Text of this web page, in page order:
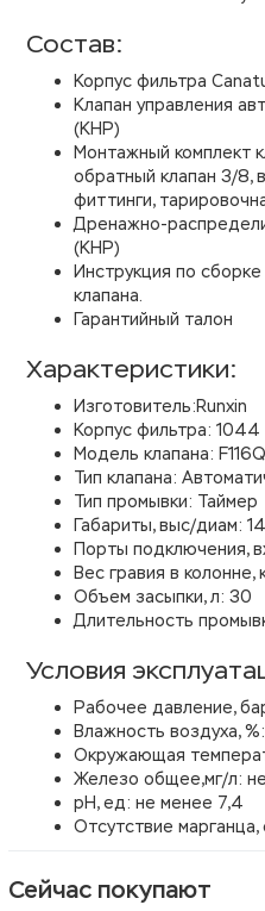
Состав:
Корпус фильтра
Клапан управления
(КНР)
Монтажный комплект
обратный клапан 3/8,
фиттинги,
Дренажно-
(КНР)
Инструкция по
клапана.
Гарантийный талон
Характеристики:
Изготовитель:Runxin
Корпус фильтра: 1044
Модель клапана:
Тип клапана:
Тип промывки: Таймер
Габариты, выс/диам:
Порты подключения,
Вес гравия в колонне,
Объем засыпки, л: 30
Длительность
Условия
Рабочее давление,
Влажность воздуха,
Окружающая
Железо общее,мг/л:
рН, ед: не менее 7,4
Отсутствие
Сейчас покупают